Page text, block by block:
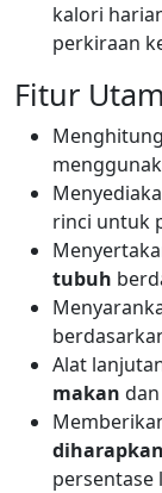
kalori
perkiraan
Fitur
Menghitung
rinci untuk
tubuh
Alat
makan dan
diharapkan
persentase